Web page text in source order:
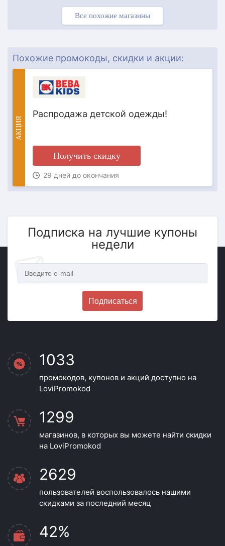
Все похожие магазины
Похожие промокоды, скидки и акции:
АКЦИЯ
Распродажа детской одежды!
Получить скидку
29 дней до окончания
Подписка на лучшие купоны
недели
Подписаться
1033
промокодов, купонов и акций доступно на
LoviPromokod
1299
магазинов, в которых вы можете найти скидки
на LoviPromokod
2629
пользователей воспользовалось нашими
скидками за последний месяц
42%